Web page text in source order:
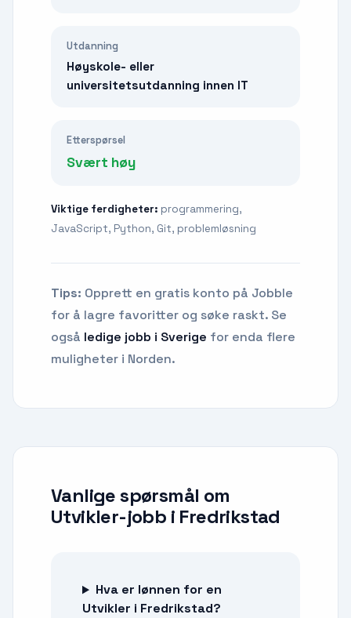
Utdanning
Høyskole- eller
universitetsutdanning innen IT
Etterspørsel
Svært høy
Viktige ferdigheter: programmering,
JavaScript, Python, Git, problemløsning
Tips: Opprett en gratis konto på Jobble
for å lagre favoritter og søke raskt. Se
også ledige jobb i Sverige for enda flere
muligheter i Norden.
Vanlige spørsmål om
Utvikler-jobb i Fredrikstad
Hva er lønnen for en
Utvikler i Fredrikstad?